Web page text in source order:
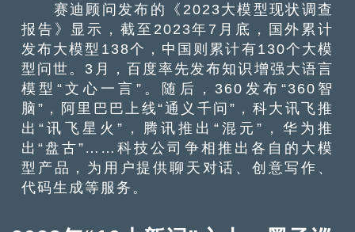
赛迪顾问发布的《2023大模型现状调查
报告》显示，截至2023年7月底，国外累计
发布大模型138个，中国则累计有130个大模
型问世。3月，百度率先发布知识增强大语言
模型“文心一言”。随后，360发布“360智
脑”，阿里巴巴上线“通义千问”，科大讯飞推
出“讯飞星火”，腾讯推出“混元”，华为推
出“盘古”……科技公司争相推出各自的大模
型产品，为用户提供聊天对话、创意写作、
代码生成等服务。